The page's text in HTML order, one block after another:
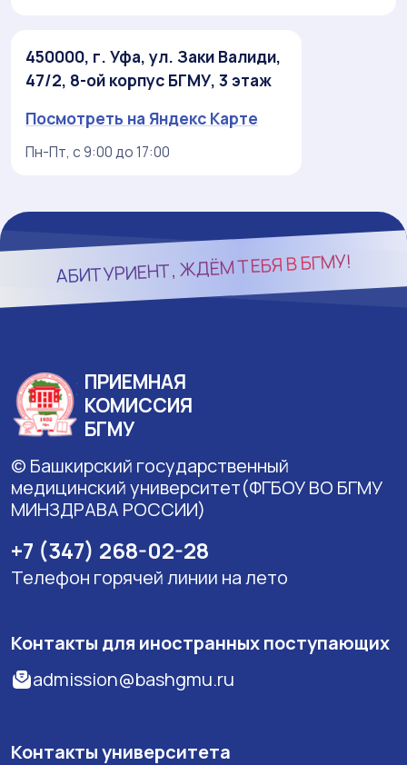
450000, г. Уфа, ул. Заки Валиди,
47/2, 8-ой корпус БГМУ, 3 этаж
Посмотреть на Яндекс Карте
Пн-Пт, с 9:00 до 17:00
АБИТУРИЕНТ, ЖДЁМ ТЕБЯ ВБГМУ!
ПРИЕМНАЯ
КОМИССИЯ
БГМУ
© Башкирский государственный
медицинский университет(ФГБОУ ВО БГМУ
МИНЗДРАВА РОССИИ)
+7 (347) 268-02-28
Телефон горячей линии на лето
Контакты для иностранных поступающих
admission@bashgmu.ru
Контакты университета